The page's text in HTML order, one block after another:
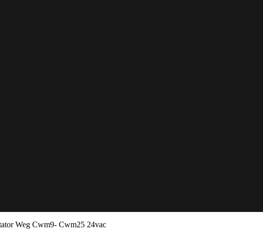
Weg Cwm9- Cwm25 24vac